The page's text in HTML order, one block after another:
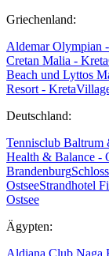
Griechenland:
Aldemar Olympian
Cretan Malia - Kreta
Beach und Lyttos
Resort - Kreta
Deutschland:
Tennisclub Baltrum
Health & Balance -
Brandenburg
OstseeStrandhotel
Ostsee
Ägypten:
Aldiana Club Naga